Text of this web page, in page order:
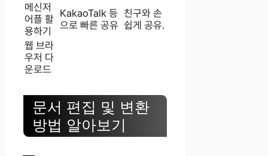
메신저
어플 활
용하기
KakaoTalk 등
으로 빠른 공유
친구와 손
쉽게 공유.
웹 브라
우저 다
운로드
문서 편집 및 변환
방법 알아보기